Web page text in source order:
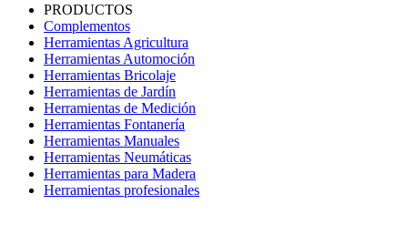
PRODUCTOS
Complementos
Herramientas Agricultura
Herramientas Automoción
Herramientas Bricolaje
Herramientas de Jardín
Herramientas de Medición
Herramientas Fontanería
Herramientas Manuales
Herramientas Neumáticas
Herramientas para Madera
Herramientas profesionales